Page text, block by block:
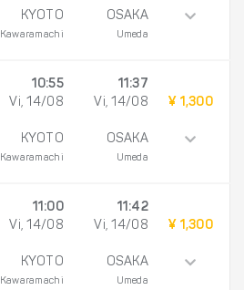
KYOTO
Kawaramachi
OSAKA
Umeda
10:55
Vi, 14/08
KYOTO
Kawaramachi
11:37
Vi, 14/08
OSAKA
Umeda
¥ 1,300
11:00
Vi, 14/08
KYOTO
Kawaramachi
11:42
Vi, 14/08
OSAKA
Umeda
¥ 1,300